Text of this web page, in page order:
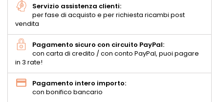
Servizio assistenza clienti:
per fase di acquisto e per richiesta ricambi post
vendita
Pagamento sicuro con circuito PayPal:
con carta di credito / con conto PayPal, puoi pagare
in 3 rate!
Pagamento intero importo:
con bonifico bancario